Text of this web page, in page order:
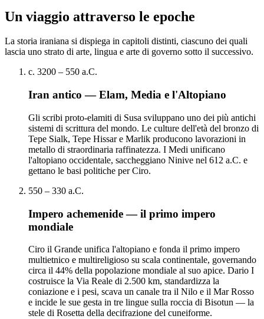
Un viaggio attraverso le epoche
La storia iraniana si dispiega in capitoli distinti, ciascuno dei quali
lascia uno strato di arte, lingua e arte di governo sotto il successivo.
c. 3200 – 550 a.C.
Iran antico — Elam, Media e l'Altopiano
Gli scribi proto-elamiti di Susa sviluppano uno dei più antichi
sistemi di scrittura del mondo. Le culture dell'età del bronzo di
Tepe Sialk, Tepe Hissar e Marlik producono lavorazioni in
metallo di straordinaria raffinatezza. I Medi unificano
l'altopiano occidentale, saccheggiano Ninive nel 612 a.C. e
gettano le basi politiche per Ciro.
550 – 330 a.C.
Impero achemenide — il primo impero
mondiale
Ciro il Grande unifica l'altopiano e fonda il primo impero
multietnico e multireligioso su scala continentale, governando
circa il 44% della popolazione mondiale al suo apice. Dario I
costruisce la Via Reale di 2.500 km, standardizza la
coniazione e i pesi, scava un canale tra il Nilo e il Mar Rosso
e incide le sue gesta in tre lingue sulla roccia di Bisotun — la
stele di Rosetta della decifrazione del cuneiforme.